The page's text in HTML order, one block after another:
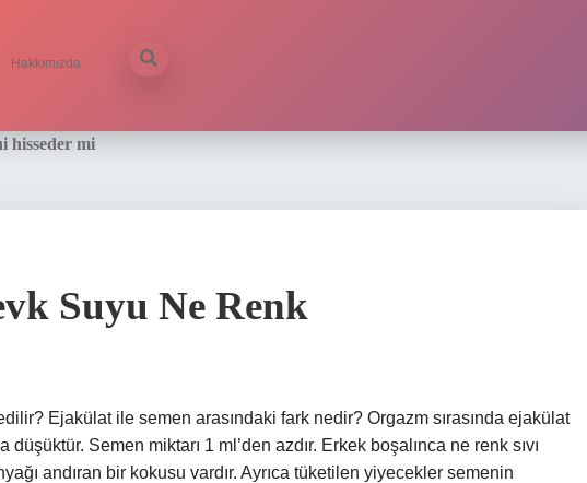
Hakkımızda
hisseder mi
Suyu Ne Renk
Ejakülat ile semen arasındaki fark nedir? Orgazm sırasında ejakülat
Semen miktarı 1 ml’den azdır. Erkek boşalınca ne renk sıvı
andıran bir kokusu vardır. Ayrıca tüketilen yiyecekler semenin